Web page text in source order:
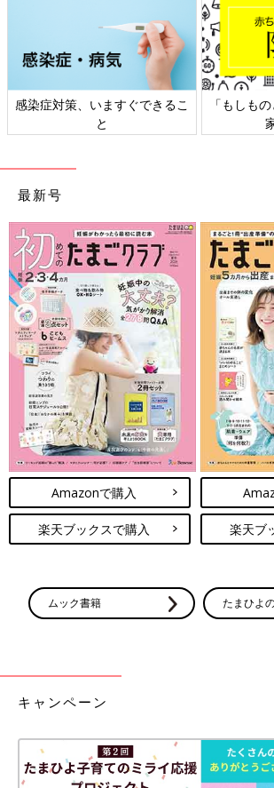
また、ある家庭では上に2人のきょうだいが
会中もにぎやかすぎてママがオンライン面会
ゃんの様子もなかなか見られない、というこ
もそのママは「家族が大騒ぎしている声を赤
で、赤ちゃんに“こういうにぎやかなおうちに
とを知ってもらえるのがうれしい」と話して
みなかったことですが、たしかにそうですよ
“OSAKA-Nシステム”のこれから
――今後のオンライン面会システムについて
北畠 10月に国内のNICU・GCU（新生児回
に、“OSAKA-Nシステム”を半年間無償で貸
立ち上げ、公募を行いました。その結果、神
ある３つの施設が採択となりました。このシ
のNICUで利用されることと、面会システムの
ついてフィードバックをもらうことを目的と
たとえコロナ禍でないとしても、NICUに入
に毎日面会できることは、都会だけのぜいた
域によっては県内にNICUが数カ所しかなか
かかったりすることはよくあります。そうい
ン面会システムが必要です。医療のデジタル
ら、オンライン診療・オンライン面会は進め
ています。
ことです。一生懸命開発して面会できるよう
酬が入るわけではないので…（笑）。だけど
――では、赤ちゃんの健康を守りながら、家
か？
感染症対策、いますぐできるこ
と
「もしも
最新号
Amazonで購入
楽天ブックスで購入 楽天ブ
ムック書籍 たまひよ
キャンペーン